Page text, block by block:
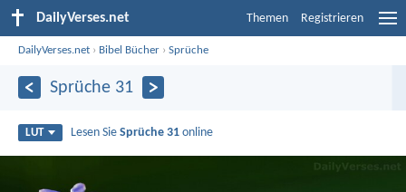
DailyVerses.net Themen Registrieren
DailyVerses.net › Bibel Bücher ›Sprüche
Sprüche 31
LUT Lesen SieSprüche 31 online